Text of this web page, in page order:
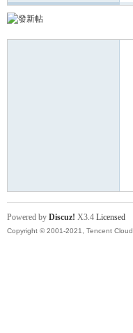
Powered by Discuz! X3.4 Licensed
Copyright © 2001-2021, Tencent Cloud.